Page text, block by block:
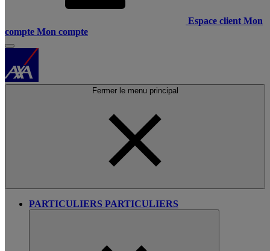
Espace client Mon
compte Mon compte
Fermer le menu principal
PARTICULIERS PARTICULIERS